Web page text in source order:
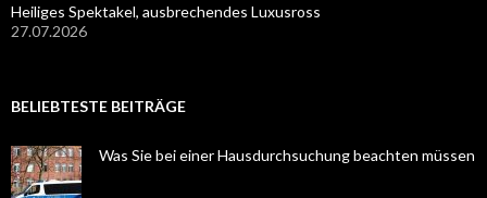
Heiliges Spektakel, ausbrechendes Luxusross
27.07.2026
BELIEBTESTE BEITRÄGE
Was Sie bei einer Hausdurchsuchung beachten müssen